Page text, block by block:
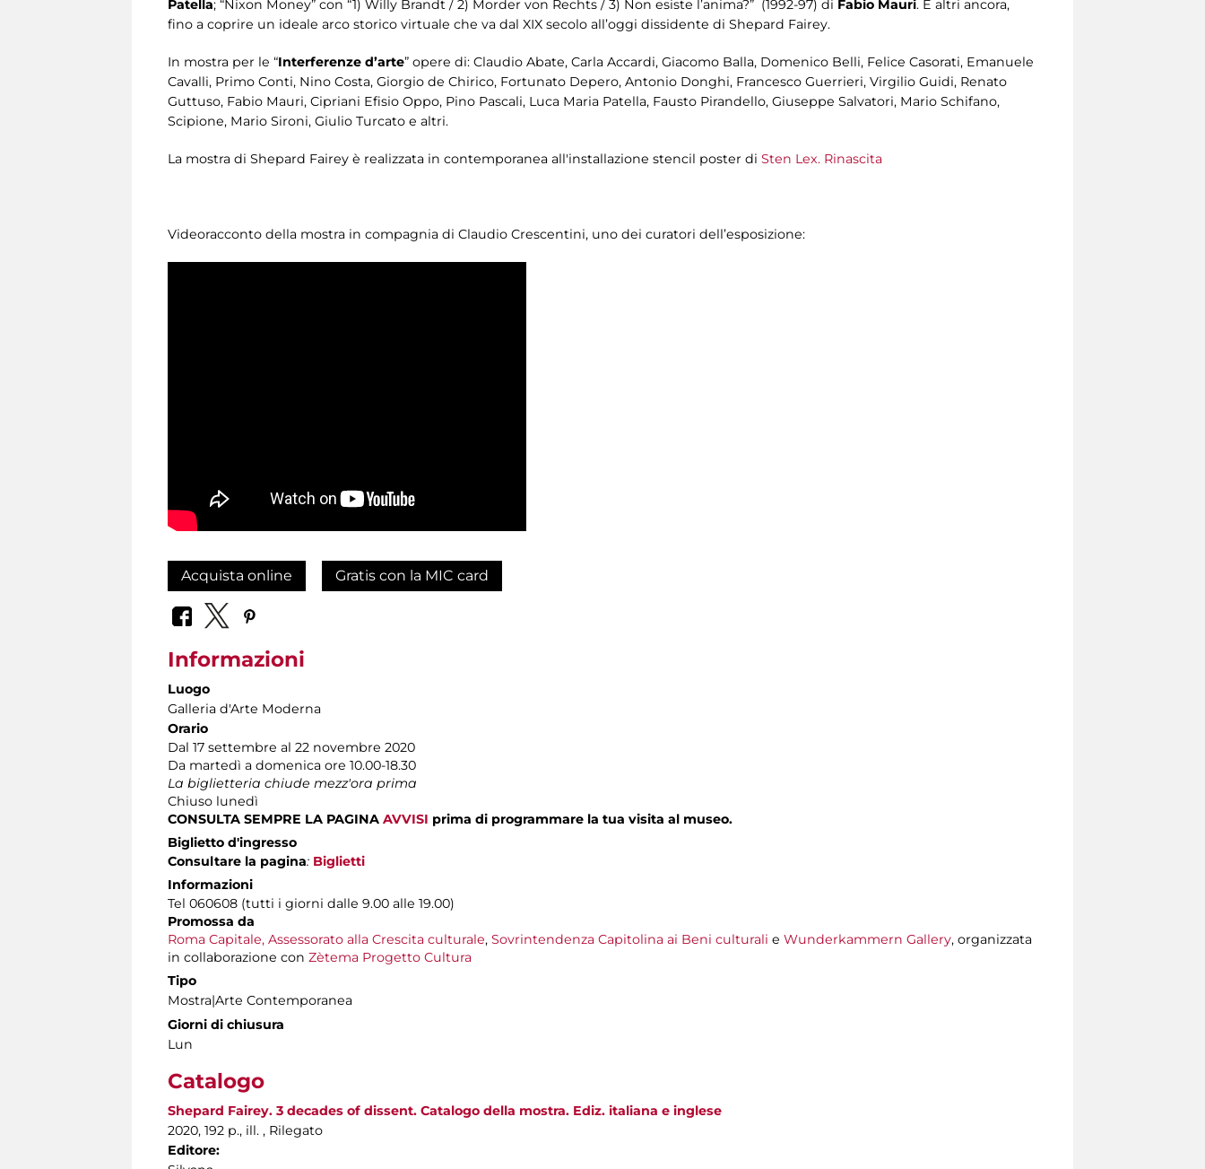
Patella; “Nixon Money” con “1) Willy Brandt / 2) Morder von Rechts / 3) Non esiste l’anima?” (1992-97) di Fabio Mauri. E altri ancora,
fino a coprire un ideale arco storico virtuale che va dal XIX secolo all’oggi dissidente di Shepard Fairey.
In mostra per le “Interferenze d’arte” opere di: Claudio Abate, Carla Accardi, Giacomo Balla, Domenico Belli, Felice Casorati, Emanuele
Cavalli, Primo Conti, Nino Costa, Giorgio de Chirico, Fortunato Depero, Antonio Donghi, Francesco Guerrieri, Virgilio Guidi, Renato
Guttuso, Fabio Mauri, Cipriani Efisio Oppo, Pino Pascali, Luca Maria Patella, Fausto Pirandello, Giuseppe Salvatori, Mario Schifano,
Scipione, Mario Sironi, Giulio Turcato e altri.
La mostra di Shepard Fairey è realizzata in contemporanea all'installazione stencil poster di Sten Lex. Rinascita
Videoracconto della mostra in compagnia di Claudio Crescentini, uno dei curatori dell’esposizione:
Acquista online Gratis con la MIC card
Informazioni
Luogo
Galleria d'Arte Moderna
Orario
Dal 17 settembre al 22 novembre 2020
Da martedì a domenica ore 10.00-18.30
La biglietteria chiude mezz'ora prima
Chiuso lunedì
CONSULTA SEMPRE LA PAGINA AVVISI prima di programmare la tua visita al museo.
Biglietto d'ingresso
Consultare la pagina: Biglietti
Informazioni
Tel 060608 (tutti i giorni dalle 9.00 alle 19.00)
Promossa da
Roma Capitale, Assessorato alla Crescita culturale, Sovrintendenza Capitolina ai Beni culturali e Wunderkammern Gallery, organizzata
in collaborazione con Zètema Progetto Cultura
Tipo
Mostra|Arte Contemporanea
Giorni di chiusura
Lun
Catalogo
Shepard Fairey. 3 decades of dissent. Catalogo della mostra. Ediz. italiana e inglese
2020, 192 p., ill. , Rilegato
Editore: